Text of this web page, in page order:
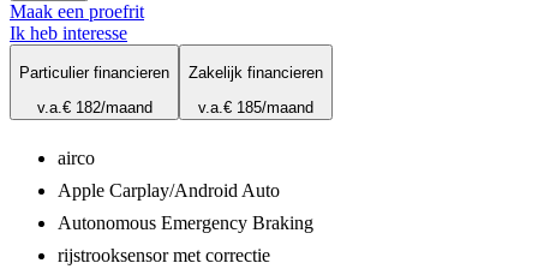
Maak een proefrit
Ik heb interesse
Particulier financieren
v.a. € 182/maand
Zakelijk financieren
v.a. € 185/maand
airco
Apple Carplay/Android Auto
Autonomous Emergency Braking
rijstrooksensor met correctie